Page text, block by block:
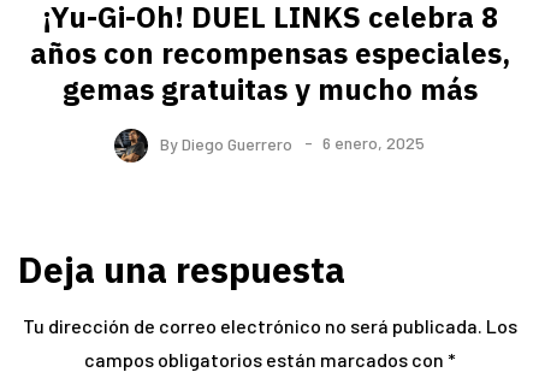
¡Yu-Gi-Oh! DUEL LINKS celebra 8
años con recompensas especiales,
gemas gratuitas y mucho más
ByDiego Guerrero 6 enero, 2025
Deja una respuesta
Tu dirección de correo electrónico no será publicada. Los
campos obligatorios están marcados con *